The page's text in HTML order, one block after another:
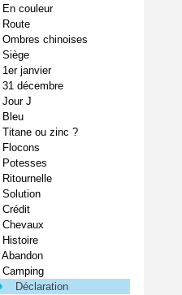
En couleur
Route
Ombres chinoises
Siège
1er janvier
31 décembre
Jour J
Bleu
Titane ou zinc ?
Flocons
Potesses
Ritournelle
Solution
Crédit
Chevaux
Histoire
Abandon
Camping
Déclaration